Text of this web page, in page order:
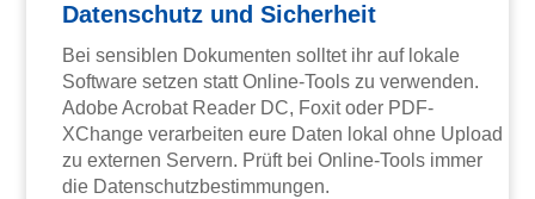
Datenschutz und Sicherheit
Bei sensiblen Dokumenten solltet ihr auf lokale
Software setzen statt Online-Tools zu verwenden.
Adobe Acrobat Reader DC, Foxit oder PDF-
XChange verarbeiten eure Daten lokal ohne Upload
zu externen Servern. Prüft bei Online-Tools immer
die Datenschutzbestimmungen.